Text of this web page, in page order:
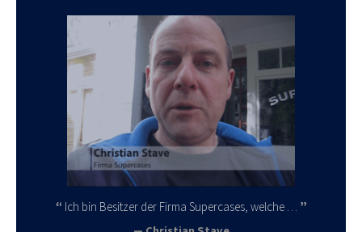
Ich bin Besitzer der Firma Supercases, welche …